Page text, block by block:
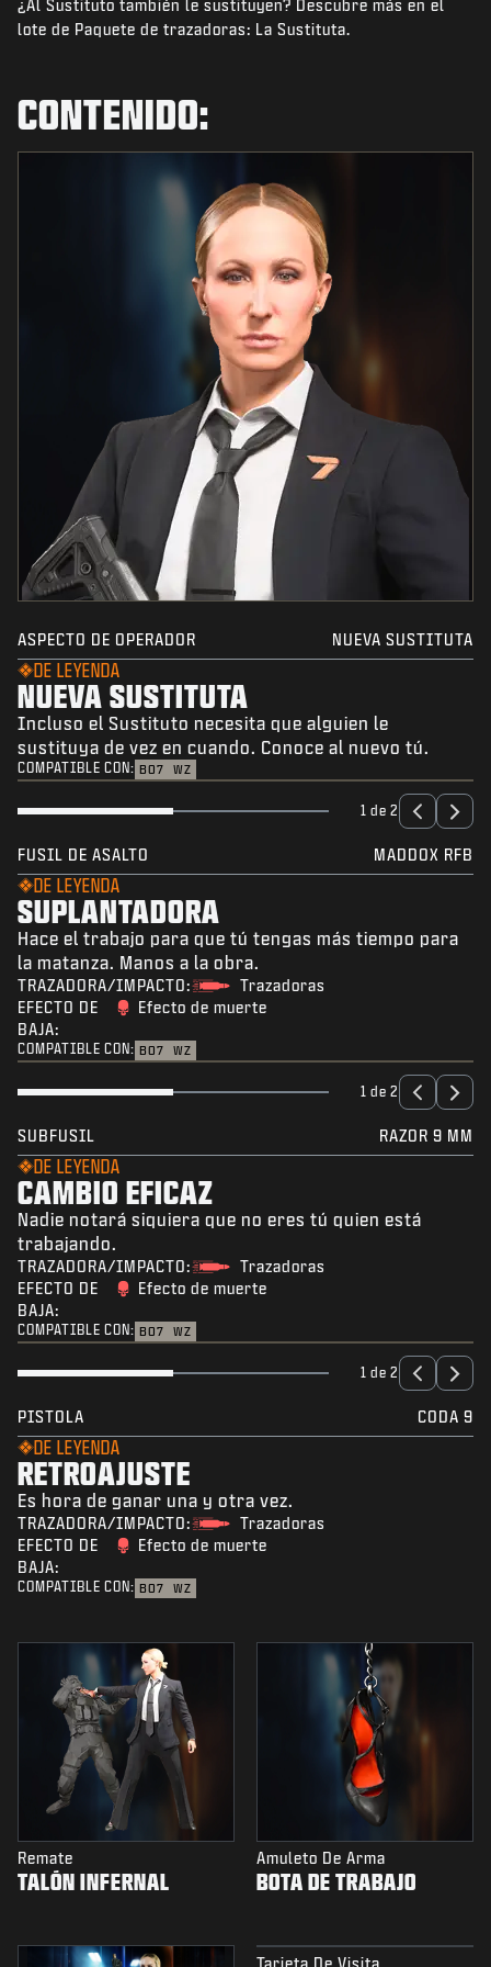
NOTICIAS
REGISTRARSE
¿Al Sustituto también le sustituyen? Descubre más en el
lote de Paquete de trazadoras: La Sustituta.
CONTENIDO:
ASPECTO DE OPERADOR NUEVA SUSTITUTA
DE LEYENDA
NUEVA SUSTITUTA
Incluso el Sustituto necesita que alguien le
sustituya de vez en cuando. Conoce al nuevo tú.
COMPATIBLE CON: BO7 WZ
1 de 2
FUSIL DE ASALTO MADDOX RFB
DE LEYENDA
SUPLANTADORA
Hace el trabajo para que tú tengas más tiempo para
la matanza. Manos a la obra.
TRAZADORA/IMPACTO:
Trazadoras
EFECTO DE
BAJA:
Efecto de muerte
COMPATIBLE CON: BO7 WZ
1 de 2
SUBFUSIL RAZOR 9 MM
DE LEYENDA
CAMBIO EFICAZ
Nadie notará siquiera que no eres tú quien está
trabajando.
TRAZADORA/IMPACTO:
Trazadoras
EFECTO DE
BAJA:
Efecto de muerte
COMPATIBLE CON: BO7 WZ
1 de 2
PISTOLA CODA 9
DE LEYENDA
RETROAJUSTE
Es hora de ganar una y otra vez.
TRAZADORA/IMPACTO:
Trazadoras
EFECTO DE
BAJA:
Efecto de muerte
COMPATIBLE CON: BO7 WZ
Remate
TALÓN INFERNAL
Amuleto De Arma
BOTA DE TRABAJO
Tarjeta De Visita